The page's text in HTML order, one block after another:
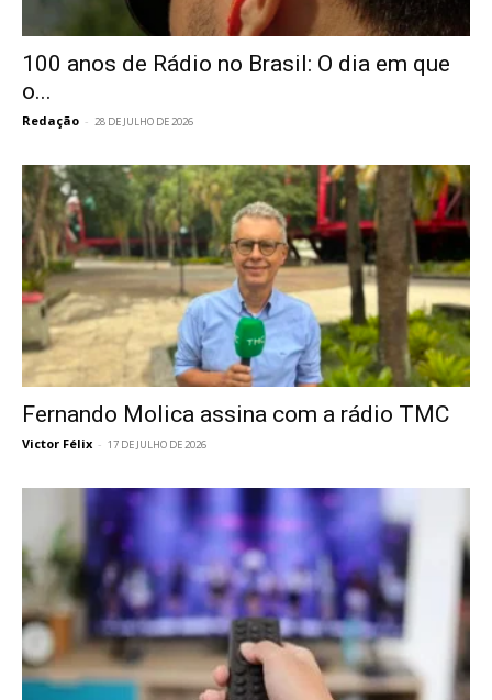
100 anos de Rádio no Brasil: O dia em que
o...
Redação - 28 DE JULHO DE 2026
Fernando Molica assina com a rádio TMC
Victor Félix - 17 DE JULHO DE 2026